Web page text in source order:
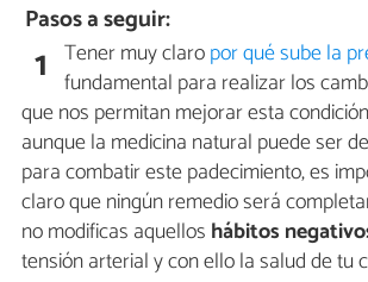
Pasos a seguir:
1 Tener muy claropor qué sube la
fundamental para realizar los
que nos permitan mejorar esta
aunque la medicina natural puede ser
para combatir este padecimiento, es
claro que ningún remedio será
no modificas aquellos hábitos
tensión arterial y con ello la salud de tu